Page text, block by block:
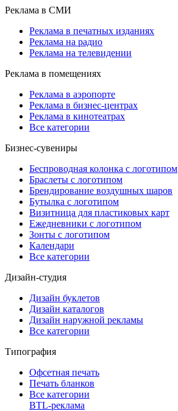
Реклама в СМИ
Реклама в печатных изданиях
Реклама на радио
Реклама на телевидении
Реклама в помещениях
Реклама в аэропорте
Реклама в бизнес-центрах
Реклама в кинотеатрах
Все категории
Бизнес-сувениры
Беспроводная колонка с логотипом
Браслеты с логотипом
Брендирование воздушных шаров
Бутылка с логотипом
Визитница для пластиковых карт
Ежедневники с логотипом
Зонты с логотипом
Календари
Все категории
Дизайн-студия
Дизайн буклетов
Дизайн каталогов
Дизайн наружной рекламы
Все категории
Типография
Офсетная печать
Печать бланков
Все категории
BTL-реклама